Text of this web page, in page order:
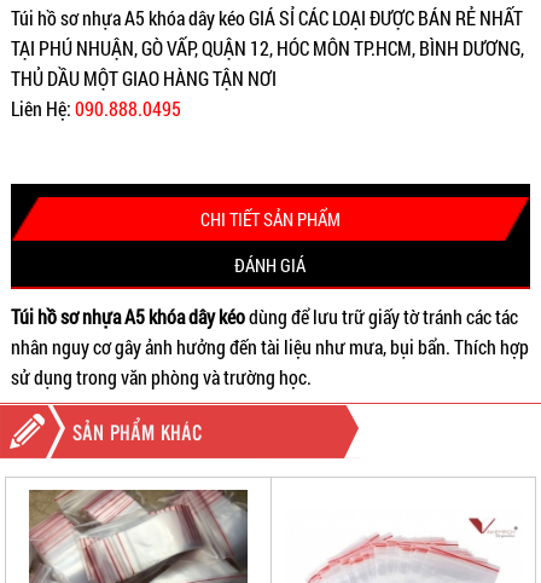
Túi hồ sơ nhựa A5 khóa dây kéo GIÁ SỈ CÁC LOẠI ĐƯỢC BÁN RẺ NHẤT
TẠI PHÚ NHUẬN, GÒ VẤP, QUẬN 12, HÓC MÔN TP.HCM, BÌNH DƯƠNG,
THỦ DẦU MỘT GIAO HÀNG TẬN NƠI
Liên Hệ:090.888.0495
CHI TIẾT SẢN PHẨM
ĐÁNH GIÁ
Túi hồ sơ nhựa A5 khóa dây kéodùng để lưu trữ giấy tờ tránh các tác
nhân nguy cơ gây ảnh hưởng đến tài liệu như mưa, bụi bẩn. Thích hợp
sử dụng trong văn phòng và trường học.
SẢN PHẨM KHÁC